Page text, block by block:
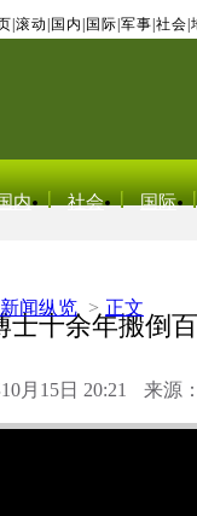
滚动 国内 国际 军事 社会
内 社会 国际
新闻纵览 > 正文
士十余年搬倒
月15日 20:21 来源